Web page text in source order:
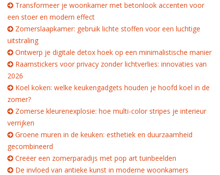
Transformeer je woonkamer met betonlook accenten voor
een stoer en modern effect
Zomerslaapkamer: gebruik lichte stoffen voor een luchtige
uitstraling
Ontwerp je digitale detox hoek op een minimalistische manier
Raamstickers voor privacy zonder lichtverlies: innovaties van
2026
Koel koken: welke keukengadgets houden je hoofd koel in de
zomer?
Zomerse kleurenexplosie: hoe multi-color stripes je interieur
verrijken
Groene muren in de keuken: esthetiek en duurzaamheid
gecombineerd
Creëer een zomerparadijs met pop art tuinbeelden
De invloed van antieke kunst in moderne woonkamers